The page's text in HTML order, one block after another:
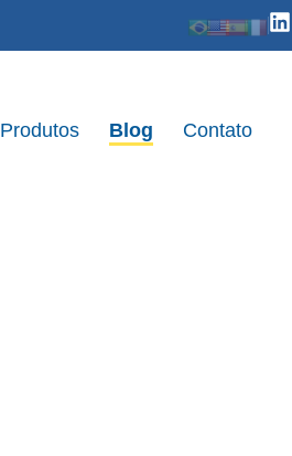
Produtos Blog Contato